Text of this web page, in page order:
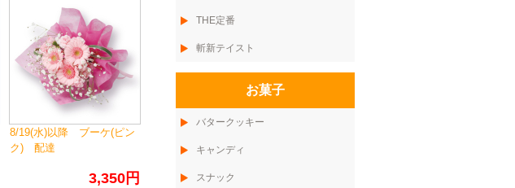
8/19(水)以降 ブーケ(ピン
ク) 配達
3,350円
THE定番
斬新テイスト
お菓子
バタークッキー
キャンディ
スナック